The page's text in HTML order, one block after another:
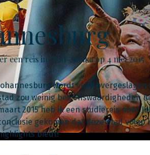
een reis in Zuid-Afrika op 4 mei 2015
wordt vaak
zou weinig bezienswaardigheden
2015 heb ik een studiereis naar
gekomen dat deze stad
biedt!